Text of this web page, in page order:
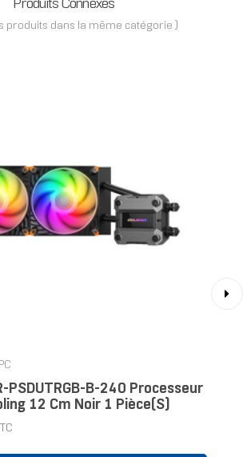
Produits Connexes
produits dans la même catégorie )
PSDUTRGB-B-240 Processeur
12 Cm Noir 1 Pièce(s)
TTC